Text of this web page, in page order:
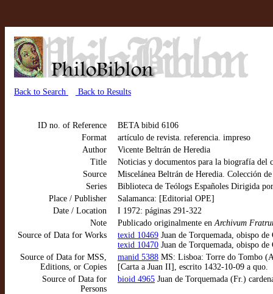
Back to Search Back to Results
ID no. of Reference
BETA bibid 6106
Format
artículo de revista. referencia. impreso
Author
Vicente Beltrán de Heredia
Title
Noticias y documentos para la biografía del
Source
Miscelánea Beltrán de Heredia. Colección
Series
Biblioteca de Teólogs Españoles Dirigida
Place / Publisher
Salamanca: [Editorial OPE]
Date / Location
I 1972: páginas 291-322
Note
Publicado originalmente enArchivum
Source of Data for Works
texid 10469 Juan de Torquemada, obispo
texid 10470 Juan de Torquemada, obispo
Source of Data for MSS,
Editions, or Copies
manid 5388 MS: Lisboa: Torre do Tombo
[Carta a Juan II], escrito 1432-10-09 a quo.
Source of Data for
Persons
bioid 4965 Juan de Torquemada (Fr.)